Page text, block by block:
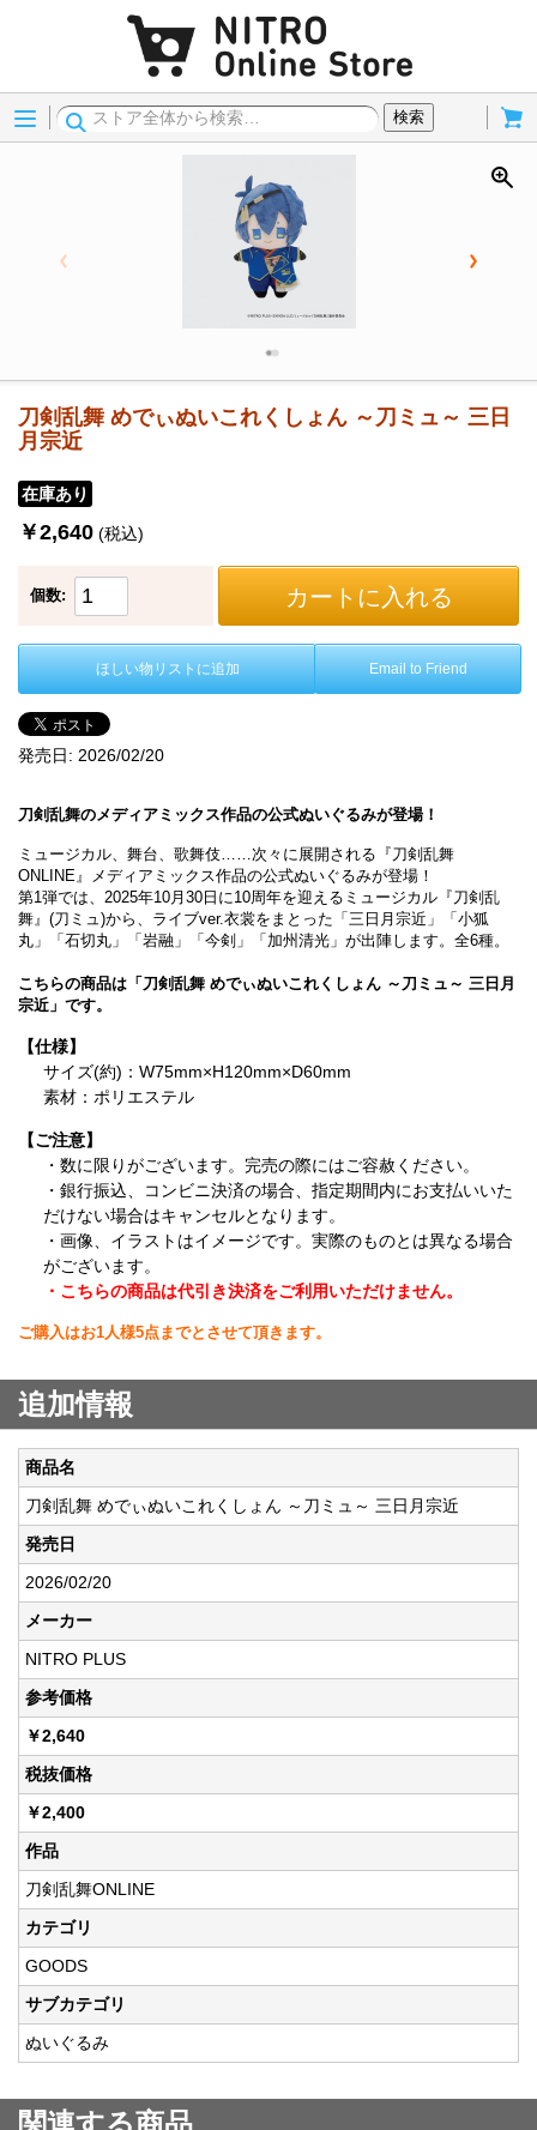
Menu
検索
刀剣乱舞 めでぃぬいこれくしょん ～刀ミュ～ 三日
月宗近
在庫あり
￥2,640 (税込)
個数: カートに入れる
ほしい物リストに追加 Email to Friend
発売日: 2026/02/20
刀剣乱舞のメディアミックス作品の公式ぬいぐるみが登場！
ミュージカル、舞台、歌舞伎……次々に展開される『刀剣乱舞
ONLINE』メディアミックス作品の公式ぬいぐるみが登場！
第1弾では、2025年10月30日に10周年を迎えるミュージカル『刀剣乱
舞』(刀ミュ)から、ライブver.衣裳をまとった「三日月宗近」「小狐
丸」「石切丸」「岩融」「今剣」「加州清光」が出陣します。全6種。
こちらの商品は「刀剣乱舞 めでぃぬいこれくしょん ～刀ミュ～ 三日月
宗近」です。
【仕様】
サイズ(約)：W75mm×H120mm×D60mm
素材：ポリエステル
【ご注意】
・数に限りがございます。完売の際にはご容赦ください。
・銀行振込、コンビニ決済の場合、指定期間内にお支払いいた
だけない場合はキャンセルとなります。
・画像、イラストはイメージです。実際のものとは異なる場合
がございます。
・こちらの商品は代引き決済をご利用いただけません。
ご購入はお1人様5点までとさせて頂きます。
追加情報
商品名
刀剣乱舞 めでぃぬいこれくしょん ～刀ミュ～ 三日月宗近
発売日
2026/02/20
メーカー
NITRO PLUS
参考価格
￥2,640
税抜価格
￥2,400
作品
刀剣乱舞ONLINE
カテゴリ
GOODS
サブカテゴリ
ぬいぐるみ